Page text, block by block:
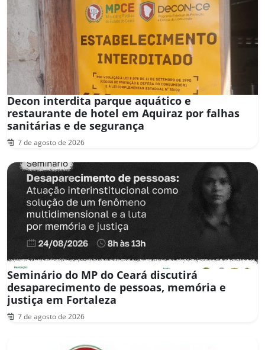
Decon interdita parque aquático e
restaurante de hotel em Aquiraz por falhas
sanitárias e de segurança
7 de agosto de 2026
Seminário do MP do Ceará discutirá
desaparecimento de pessoas, memória e
justiça em Fortaleza
7 de agosto de 2026